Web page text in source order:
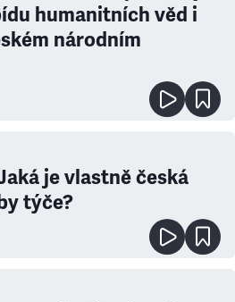
humanitních věd i
národním
je vlastně česká
týče?